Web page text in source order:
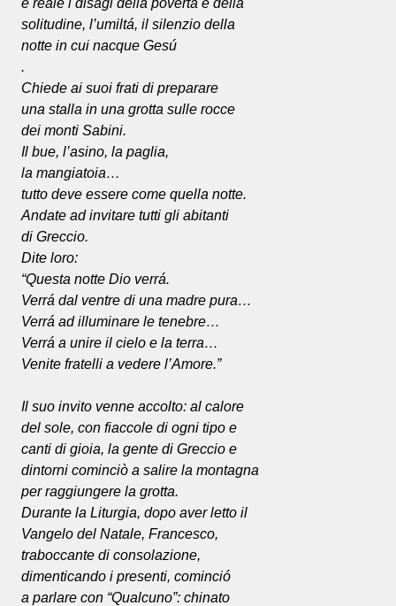
e reale i disagi della povertá e della
solitudine, l’umiltá, il silenzio della
notte in cui nacque Gesú
.
Chiede ai suoi frati di preparare
una stalla in una grotta sulle rocce
dei monti Sabini.
Il bue, l’asino, la paglia,
la mangiatoia…
tutto deve essere come quella notte.
Andate ad invitare tutti gli abitanti
di Greccio.
Dite loro:
“Questa notte Dio verrá.
Verrá dal ventre di una madre pura…
Verrá ad illuminare le tenebre…
Verrá a unire il cielo e la terra…
Venite fratelli a vedere l’Amore.”
Il suo invito venne accolto: al calore
del sole, con fiaccole di ogni tipo e
canti di gioia, la gente di Greccio e
dintorni cominciò a salire la montagna
per raggiungere la grotta.
Durante la Liturgia, dopo aver letto il
Vangelo del Natale, Francesco,
traboccante di consolazione,
dimenticando i presenti, cominció
a parlare con “Qualcuno”: chinato